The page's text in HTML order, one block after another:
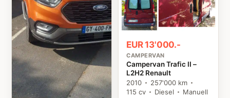
EUR 13'000.-
CAMPERVAN
Campervan Trafic II –
L2H2 Renault
2010
257'000 km
115 cv
Diesel Manuell